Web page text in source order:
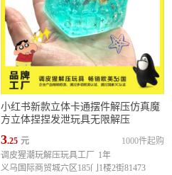
小红书新款立体卡通摆件解压仿真魔
方立体捏捏发泄玩具无限解压
3.25 元
1000件起购
调皮猩潮玩解压玩具工厂
1年
义乌国际商贸城六区185门1楼2街81473